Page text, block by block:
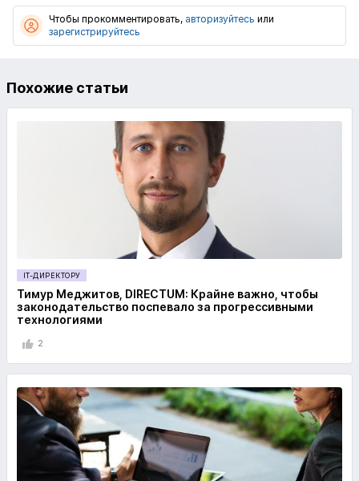
Чтобы прокомментировать, авторизуйтесь или
зарегистрируйтесь
Похожие статьи
IT-ДИРЕКТОРУ
Тимур Меджитов, DIRECTUM: Крайне важно, чтобы
законодательство поспевало за прогрессивными
технологиями
2